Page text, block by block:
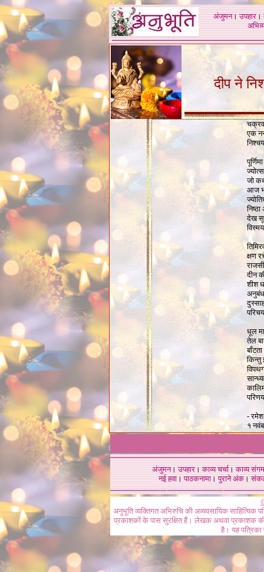
अंजुमन।उपहार।
दीप ने
एक
जो
आज
देख
क्षण
दीन
शीश
धूल
तेल
किन्तु
-रमेश
१
अंजुमन।उपहार।काव्य चर्चा।काव्य संगम
नई हवा। पाठकनामा। पुराने अंक।
अनुभूति व्यक्तिगत अभिरुचि की अव्यवसायिक
प्रकाशकों के पास सुरक्षित हैं। लेखक अथवा प्रकाशक की
है। यह पत्रिका